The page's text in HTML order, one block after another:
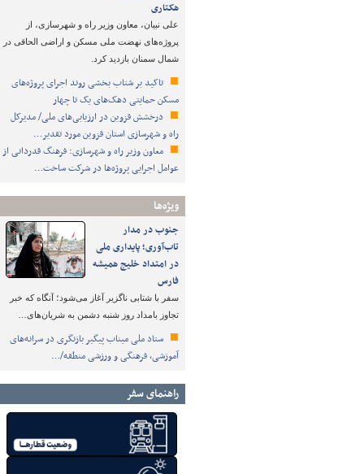
هکتاری
علی نبیان، معاون وزیر راه و شهرسازی، از
پروژه‌های نهضت ملی مسکن و اراضی الحاقی در
شمال سمنان بازدید کرد.
تاکید بر شتاب ‌بخشی روند اجرای پروژه‌های
مسکن حمایتی دهک‌های یک تا چهار
درخشش قزوین در ارزیابی‌های ملی/ مدیرکل
راه و شهرسازی استان قزوین مورد تقدیر…
معاون وزیر راه و شهرسازی: فرهنگ قدردانی از
عوامل اجرایی پروژه‌ها در شرکت ساخت…
ویژه‌ها
جنوب در مدار
تاب‌آوری؛ پایداری ملی
در امتداد خلیج همیشه
فارس
سفر با شتابی ناگزیر آغاز می‌شود؛ آنگاه که خبر
تجاوز بامداد روز شنبه دشمن به شریان‌های…
ستاد ملی میناب پیگیر بازنگری در سرانه‌های
آموزشی، فرهنگی و ورزشی منطقه/…
راهنمای سفر